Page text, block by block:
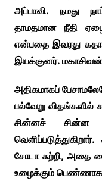
அப்பாவி. நமது
தாமதமான நீதி
என்பதை இவரது
இயக்குனர். மகாசிவன்
அதிகமாகப்
பல்வேறு விதங்களில்
சின்னச் சின்ன
சோடா சுற்றி, அதை
உழைக்கும் பெண்ணாக